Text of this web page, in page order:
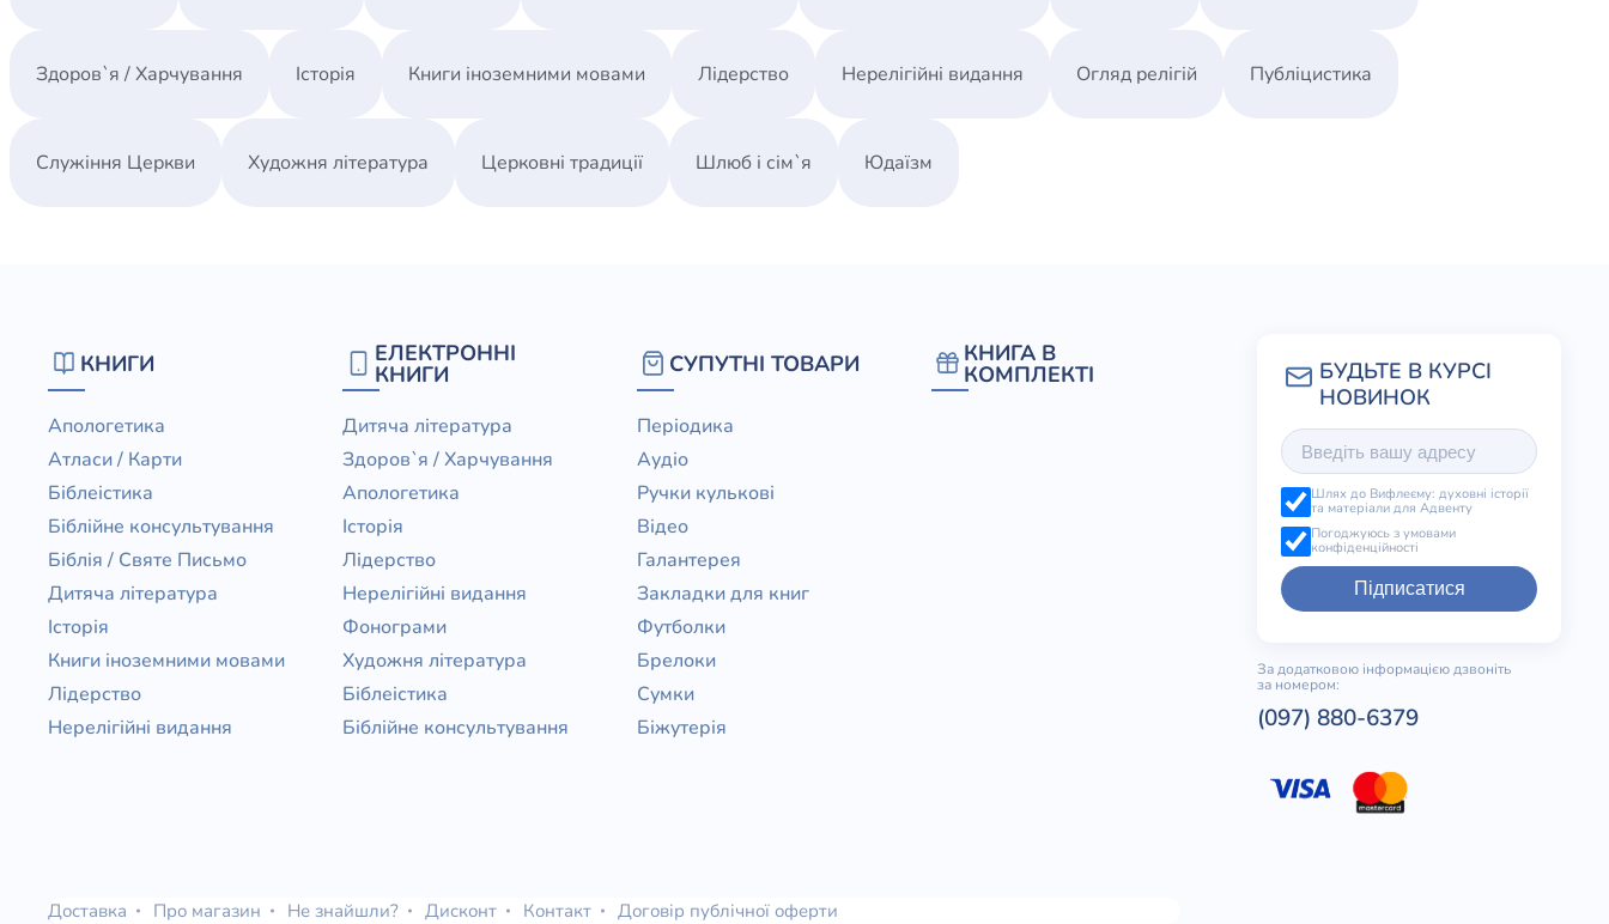
Здоров`я / Харчування Історія Книги іноземними мовами Лідерство Нерелігійні видання Огляд релігій Публіцистика
Служіння Церкви Художня література Церковні традиції Шлюб і сім`я Юдаїзм
КНИГИ
Апологетика
Атласи / Карти
Біблеістика
Біблійне консультування
Біблія / Святе Письмо
Дитяча література
Історія
Книги іноземними мовами
Лідерство
Нерелігійні видання
ЕЛЕКТРОННІ
КНИГИ
Дитяча література
Здоров`я / Харчування
Апологетика
Історія
Лідерство
Нерелігійні видання
Фонограми
Художня література
Біблеістика
Біблійне консультування
СУПУТНІ ТОВАРИ
Періодика
Аудіо
Ручки кулькові
Відео
Галантерея
Закладки для книг
Футболки
Брелоки
Сумки
Біжутерія
КНИГА В
КОМПЛЕКТІ
Шлях до Вифлеєму: духовні історії
та матеріали для Адвенту
Погоджуюсь з умовами
конфіденційності
Підписатися
За додатковою інформацією дзвоніть
за номером:
(097) 880-6379
Доставка Про магазин Не знайшли? Дисконт Контакт Договір публічної оферти